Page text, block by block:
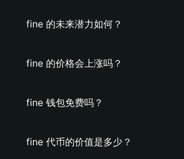
fine 的未来潜力如何？
fine 的价格会上涨吗？
fine 钱包免费吗？
fine 代币的价值是多少？